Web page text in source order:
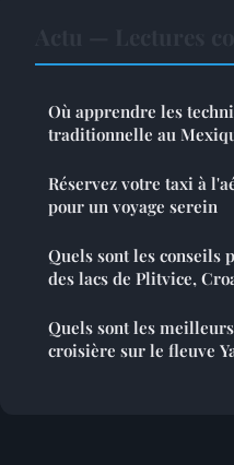
Où apprendre les
traditionnelle au
Réservez votre taxi à
pour un voyage serein
Quels sont les conseils
des lacs de Plitvice,
Quels sont les
croisière sur le fleuve